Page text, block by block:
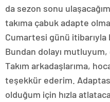
da sezon sonu
takıma çabuk adapte
Cumartesi günü
Bundan dolayı mutluyum,
Takım arkadaşlarıma,
teşekkür ederim.
olduğum için hızla